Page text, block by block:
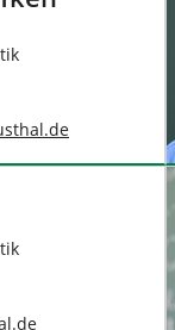
.de
.de